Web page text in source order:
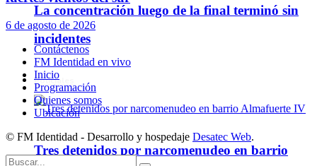
La concentración luego de la final terminó sin
incidentes
Policiales
Tres detenidos por narcomenudeo en barrio
6 de agosto de 2026
Contáctenos
FM Identidad en vivo
Inicio
Programación
Quienes somos
Ubicación
© FM Identidad - Desarrollo y hospedaje Desatec Web.